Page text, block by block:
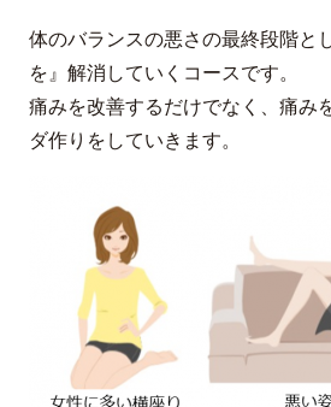
体のバランスの悪さの最終段階と
を』解消していくコースです。
痛みを改善するだけでなく、痛み
ダ作りをしていきます。